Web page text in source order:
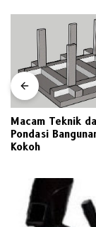
Macam Teknik
Pondasi
Kokoh